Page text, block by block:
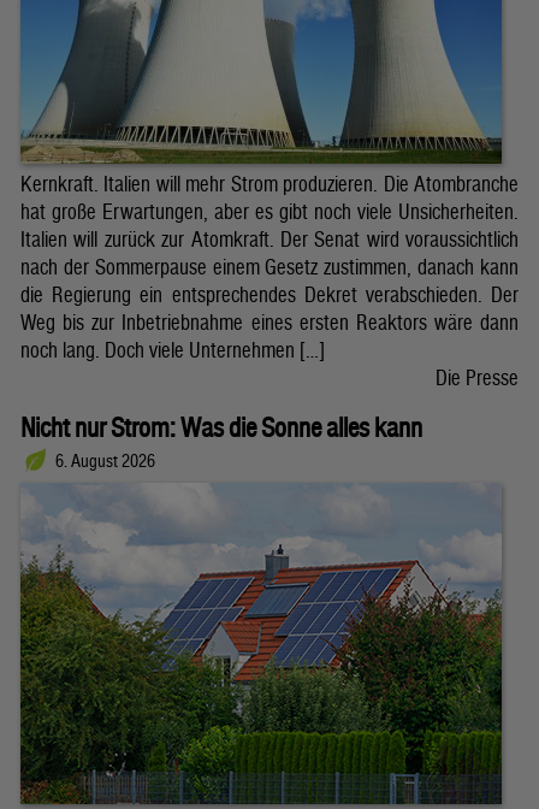
Kernkraft. Italien will mehr Strom produzieren. Die Atombranche
hat große Erwartungen, aber es gibt noch viele Unsicherheiten.
Italien will zurück zur Atomkraft. Der Senat wird voraussichtlich
nach der Sommerpause einem Gesetz zustimmen, danach kann
die Regierung ein entsprechendes Dekret verabschieden. Der
Weg bis zur Inbetriebnahme eines ersten Reaktors wäre dann
noch lang. Doch viele Unternehmen […]
Die Presse
Nicht nur Strom: Was die Sonne alles kann
6. August 2026